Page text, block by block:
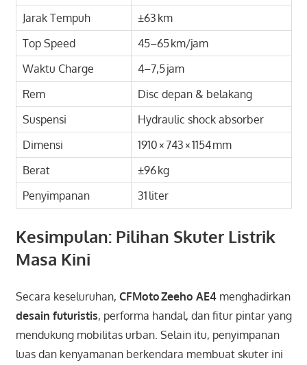
Jarak Tempuh
±63 km
Top Speed
45–65 km/jam
Waktu Charge
4–7,5 jam
Rem
Disc depan & belakang
Suspensi
Hydraulic shock absorber
Dimensi
1910 × 743 × 1154 mm
Berat
±96 kg
Penyimpanan
31 liter
Kesimpulan: Pilihan Skuter Listrik
Masa Kini
Secara keseluruhan, CFMoto Zeeho AE4menghadirkan
desain futuristis, performa handal, dan fitur pintar yang
mendukung mobilitas urban. Selain itu, penyimpanan
luas dan kenyamanan berkendara membuat skuter ini